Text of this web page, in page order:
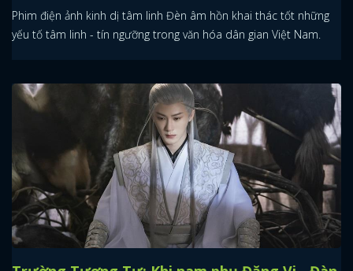
Phim điện ảnh kinh dị tâm linh Đèn âm hồn khai thác tốt những
yếu tố tâm linh - tín ngưỡng trong văn hóa dân gian Việt Nam.